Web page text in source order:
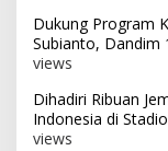
Dukung Program
Subianto, Dandim
views
Dihadiri Ribuan
Indonesia di
views